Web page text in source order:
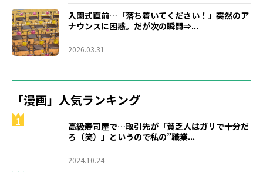
入園式直前…「落ち着いてください！」突然のア
ナウンスに困惑。だが次の瞬間⇒...
2026.03.31
「漫画」人気ランキング
1
高級寿司屋で…取引先が「貧乏人はガリで十分だ
ろ（笑）」というので私の”職業...
2024.10.24